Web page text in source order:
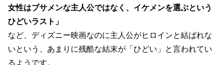
女性はブサメンな主人公ではなく、イケメンを選ぶという
ひどいラスト」
など、ディズニー映画なのに主人公がヒロインと結ばれな
いという、あまりに残酷な結末が「ひどい」と言われてい
るようです。